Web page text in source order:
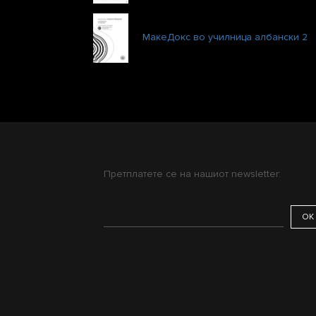
МакеДокс во училница албански 2
Претплатете се на нашиот newsletter: